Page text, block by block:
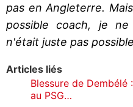
pas en Angleterre.
possible coach, je
n'était juste pas possible
Articles liés
Blessure de
au PSG…